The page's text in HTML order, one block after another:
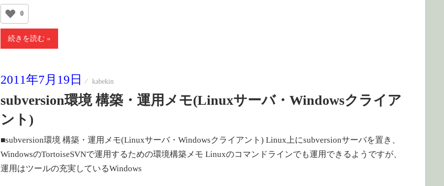
0
続きを読む
2011年7月19日 kabekin
subversion環境 構築・運用メモ(Linuxサーバ・Windowsクライア
ント)
■subversion環境 構築・運用メモ(Linuxサーバ・Windowsクライアント) Linux上にsubversionサーバを置き、
WindowsのTortoiseSVNで運用するための環境構築メモ Linuxのコマンドラインでも運用できるようですが、
運用はツールの充実しているWindows